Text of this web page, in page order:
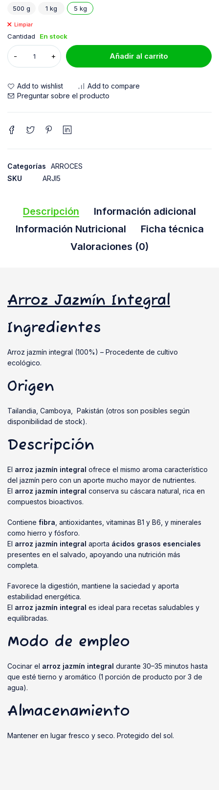
500 g 1 kg 5 kg
Limpiar
Cantidad En stock
Añadir al carrito
Add to wishlist
Add to compare
Preguntar sobre el producto
Categorías
ARROCES
SKU
ARJI5
Descripción
Información adicional
Información Nutricional
Ficha técnica
Valoraciones (0)
Arroz Jazmín Integral
Ingredientes
Arroz jazmín integral (100%) – Procedente de cultivo
ecológico.
Origen
Tailandia, Camboya, Pakistán (otros son posibles según
disponibilidad de stock).
Descripción
El arroz jazmín integral ofrece el mismo aroma característico
del jazmín pero con un aporte mucho mayor de nutrientes.
El arroz jazmín integral conserva su cáscara natural, rica en
compuestos bioactivos.
Contiene fibra , antioxidantes, vitaminas B1 y B6, y minerales
como hierro y fósforo.
El arroz jazmín integral aporta ácidos grasos esenciales
presentes en el salvado, apoyando una nutrición más
completa.
Favorece la digestión, mantiene la saciedad y aporta
estabilidad energética.
El arroz jazmín integral es ideal para recetas saludables y
equilibradas.
Modo de empleo
Cocinar el arroz jazmín integral durante 30–35 minutos hasta
que esté tierno y aromático (1 porción de producto por 3 de
agua).
Almacenamiento
Mantener en lugar fresco y seco. Protegido del sol.